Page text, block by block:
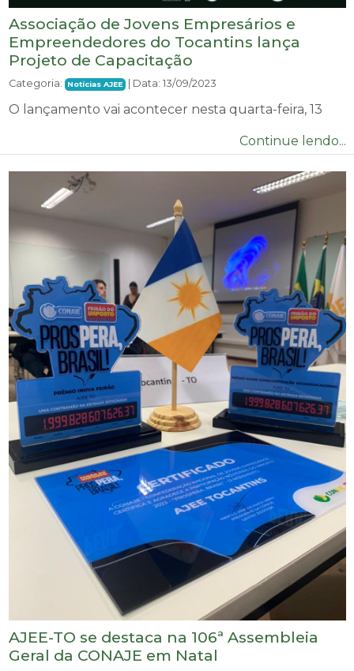
Associação de Jovens Empresários e
Empreendedores do Tocantins lança
Projeto de Capacitação
Categoria: Notícias AJEE | Data: 13/09/2023
O lançamento vai acontecer nesta quarta-feira, 13
Continue lendo...
AJEE-TO se destaca na 106ª Assembleia
Geral da CONAJE em Natal